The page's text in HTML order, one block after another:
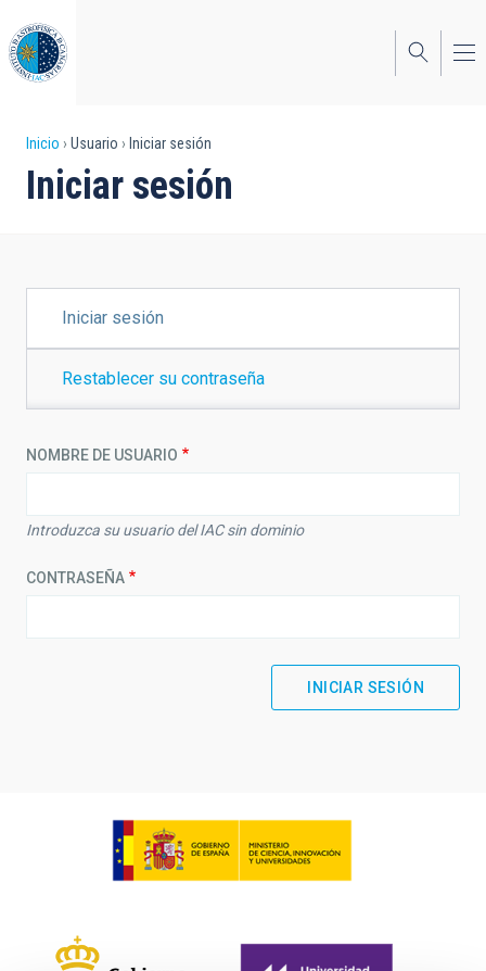
al
contenido
principal
Sobrescribir
enlaces
la
navegación
Inicio Usuario Iniciar sesión
Iniciar sesión
PRINCIPALES
Iniciar sesión
Restablecer su contraseña
NOMBRE DE USUARIO
Introduzca su usuario del IAC sin dominio
CONTRASEÑA